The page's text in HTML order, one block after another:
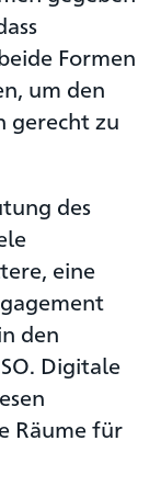
Formen
um den
gerecht zu
des
eine
den
Digitale
Räume für